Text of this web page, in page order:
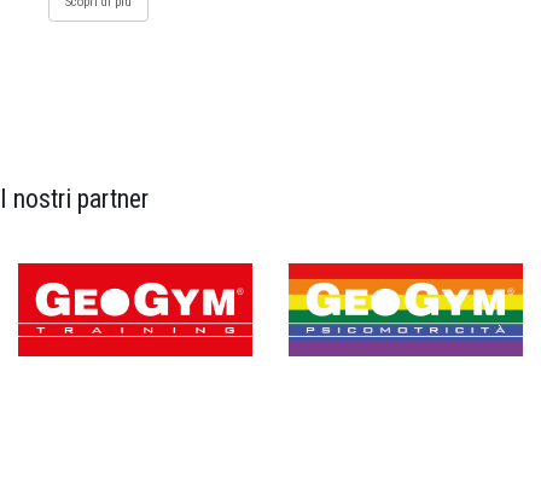
I nostri partner